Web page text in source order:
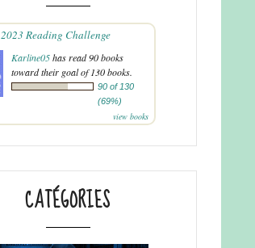
2023 Reading Challenge
Karline05has read 90 books
toward their goal of 130 books.
90 of 130
(69%)
view books
CATÉGORIES